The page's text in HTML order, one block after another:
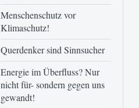
Menschenschutz vor
Klimaschutz!
Querdenker sind Sinnsucher
Energie im Überfluss? Nur
nicht für- sondern gegen uns
gewandt!